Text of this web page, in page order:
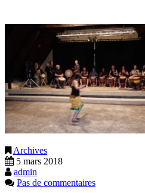
Archives
5 mars 2018
admin
Pas de commentaires